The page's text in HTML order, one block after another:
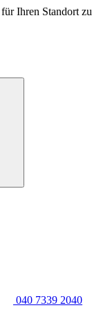
Ihren Standort zu
040 7339 2040